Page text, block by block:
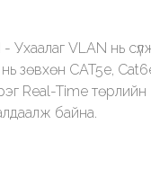
Ухаалаг VLAN нь
зөвхөн CAT5e,
Real-Time төрлийн
байна.